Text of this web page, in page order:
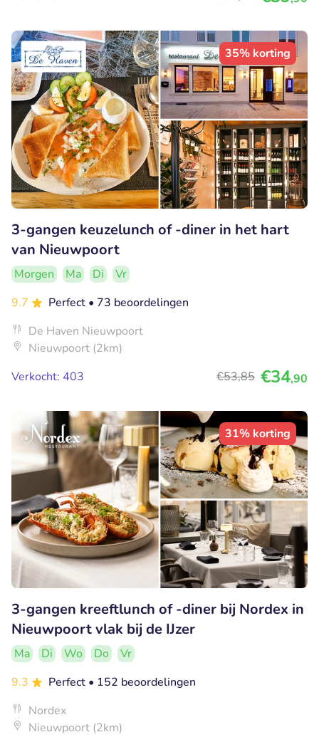
35% korting
3-gangen keuzelunch of -diner in het hart
van Nieuwpoort
Morgen Ma Di
Vr
9.7
Perfect • 73 beoordelingen
De Haven Nieuwpoort
Nieuwpoort (2km)
Verkocht: 403
€53,85 €34,90
31% korting
3-gangen kreeftlunch of -diner bij Nordex in
Nieuwpoort vlak bij de IJzer
Ma Di Wo Do
Vr
9.3
Perfect • 152 beoordelingen
Nordex
Nieuwpoort (2km)